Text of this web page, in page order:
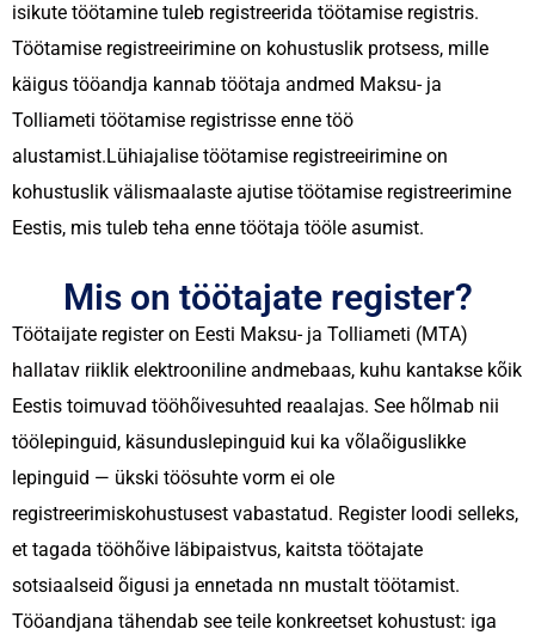
isikute töötamine tuleb registreerida töötamise registris.
Töötamise registreeirimine on kohustuslik protsess, mille
käigus tööandja kannab töötaja andmed Maksu- ja
Tolliameti töötamise registrisse enne töö
alustamist.Lühiajalise töötamise registreeirimine on
kohustuslik välismaalaste ajutise töötamise registreerimine
Eestis, mis tuleb teha enne töötaja tööle asumist.
Mis on töötajate register?
Töötaijate register on Eesti Maksu- ja Tolliameti (MTA)
hallatav riiklik elektrooniline andmebaas, kuhu kantakse kõik
Eestis toimuvad tööhõivesuhted reaalajas. See hõlmab nii
töölepinguid, käsunduslepinguid kui ka võlaõiguslikke
lepinguid — ükski töösuhte vorm ei ole
registreerimiskohustusest vabastatud. Register loodi selleks,
et tagada tööhõive läbipaistvus, kaitsta töötajate
sotsiaalseid õigusi ja ennetada nn mustalt töötamist.
Tööandjana tähendab see teile konkreetset kohustust: iga